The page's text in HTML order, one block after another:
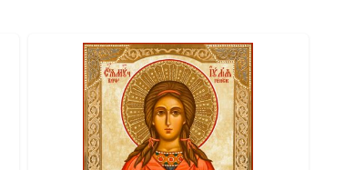
можно
выбрать
на
странице
товара.